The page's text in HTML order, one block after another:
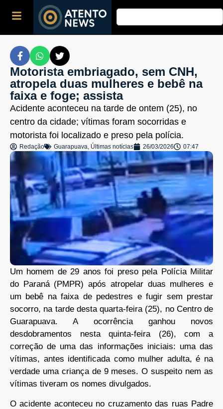
Motorista embriagado, sem CNH,
atropela duas mulheres e bebê na
faixa e foge; assista
Acidente aconteceu na tarde de ontem (25), no
centro da cidade; vítimas foram socorridas e
motorista foi localizado e preso pela polícia.
Redação Guarapuava, Últimas notícias 26/03/2026 07:47
Um homem de 29 anos foi preso pela Polícia Militar
do Paraná (PMPR) após atropelar duas mulheres e
um bebê na faixa de pedestres e fugir sem prestar
socorro, na tarde desta quarta-feira (25), no Centro de
Guarapuava. A ocorrência ganhou novos
desdobramentos nesta quinta-feira (26), com a
correção de uma das informações iniciais: uma das
vítimas, antes identificada como mulher adulta, é na
verdade uma criança de 9 meses. O suspeito nem as
vítimas tiveram os nomes divulgados.
O acidente aconteceu no cruzamento das ruas Padre